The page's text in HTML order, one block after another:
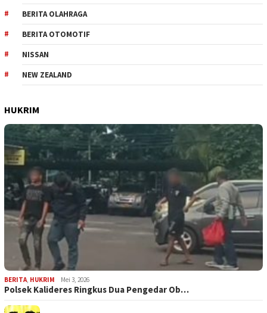
BERITA OLAHRAGA
BERITA OTOMOTIF
NISSAN
NEW ZEALAND
HUKRIM
BERITA, HUKRIM Mei 3, 2026
Polsek Kalideres Ringkus Dua Pengedar Ob…